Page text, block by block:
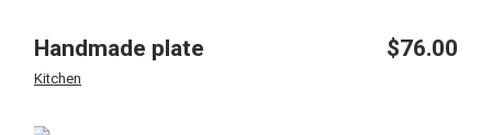
Handmade plate $76.00
Kitchen